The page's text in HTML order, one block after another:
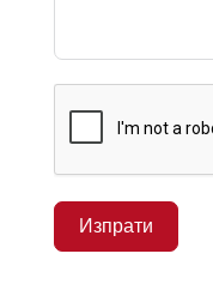
Изпрати